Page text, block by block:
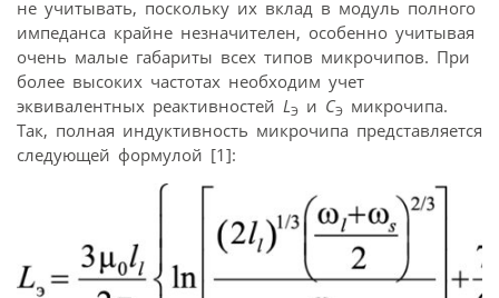
не учитывать, поскольку их вклад в модуль полного
импеданса крайне незначителен, особенно учитывая
очень малые габариты всех типов микрочипов. При
более высоких частотах необходим учет
эквивалентных реактивностей LЭ и СЭ микрочипа.
Так, полная индуктивность микрочипа представляется
следующей формулой [1]: